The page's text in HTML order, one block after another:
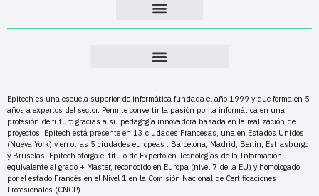
Epitech es una escuela superior de informática fundada el año 1999 y que forma en 5
años a expertos del sector. Permite convertir la pasión por la informática en una
profesión de futuro gracias a su pedagogía innovadora basada en la realización de
proyectos. Epitech está presente en 13 ciudades Francesas, una en Estados Unidos
(Nueva York) y en otras 5 ciudades europeas : Barcelona, Madrid, Berlín, Estrasburgo
y Bruselas. Epitech otorga el título de Experto en Tecnologías de la Información
equivalente al grado + Master, reconocido en Europa (nivel 7 de la EU) y homologado
por el estado Francés en el Nivel 1 en la Comisión Nacional de Certificaciones
Profesionales (CNCP)